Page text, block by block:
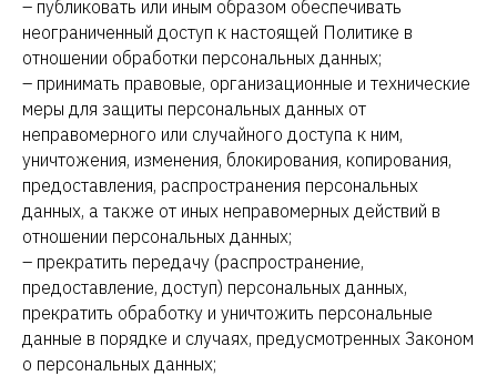
– публиковать или иным образом обеспечивать
неограниченный доступ к настоящей Политике в
отношении обработки персональных данных;
– принимать правовые, организационные и технические
меры для защиты персональных данных от
неправомерного или случайного доступа к ним,
уничтожения, изменения, блокирования, копирования,
предоставления, распространения персональных
данных, а также от иных неправомерных действий в
отношении персональных данных;
– прекратить передачу (распространение,
предоставление, доступ) персональных данных,
прекратить обработку и уничтожить персональные
данные в порядке и случаях, предусмотренных Законом
о персональных данных;